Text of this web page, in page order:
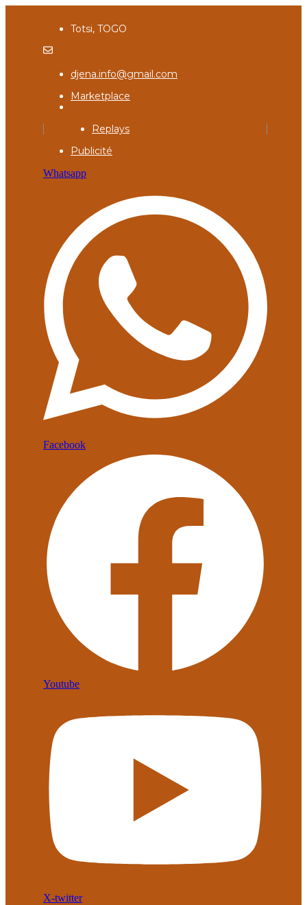
Totsi, TOGO
djena.info@gmail.com
Marketplace
Replays
Publicité
Whatsapp
Facebook
Youtube
X-twitter